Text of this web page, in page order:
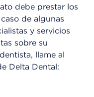
debe prestar los
de algunas
y servicios
sobre su
llame al
Delta Dental: